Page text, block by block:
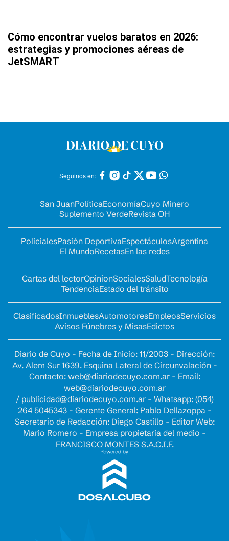
Cómo encontrar vuelos baratos en 2026:
estrategias y promociones aéreas de
JetSMART
Seguinos en:
San JuanPolíticaEconomíaCuyo Minero
Suplemento VerdeRevista OH
PolicialesPasión DeportivaEspectáculosArgentina
El MundoRecetasEn las redes
Cartas del lectorOpinionSocialesSaludTecnología
TendenciaEstado del tránsito
ClasificadosInmueblesAutomotoresEmpleosServicios
Avisos Fúnebres y MisasEdictos
Diario de Cuyo - Fecha de Inicio: 11/2003 - Dirección:
Av. Alem Sur 1639. Esquina Lateral de Circunvalación -
Contacto: web@diariodecuyo.com.ar- Email:
web@diariodecuyo.com.ar
/ publicidad@diariodecuyo.com.ar- Whatsapp: (054)
264 5045343 - Gerente General: Pablo Dellazoppa -
Secretario de Redacción: Diego Castillo - Editor Web:
Mario Romero - Empresa propietaria del medio -
FRANCISCO MONTES S.A.C.I.F.